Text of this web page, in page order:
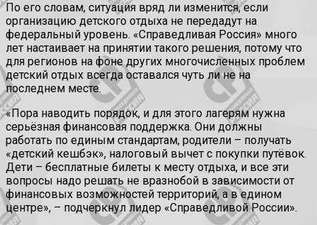
По его словам, ситуация вряд ли изменится, если
организацию детского отдыха не передадут на
федеральный уровень. «Справедливая Россия» много
лет настаивает на принятии такого решения, потому что
для регионов на фоне других многочисленных проблем
детский отдых всегда оставался чуть ли не на
последнем месте.
«Пора наводить порядок, и для этого лагерям нужна
серьёзная финансовая поддержка. Они должны
работать по единым стандартам, родители – получать
«детский кешбэк», налоговый вычет с покупки путёвок.
Дети – бесплатные билеты к месту отдыха, и все эти
вопросы надо решать не вразнобой в зависимости от
финансовых возможностей территорий, а в едином
центре», – подчеркнул лидер «Справедливой России».